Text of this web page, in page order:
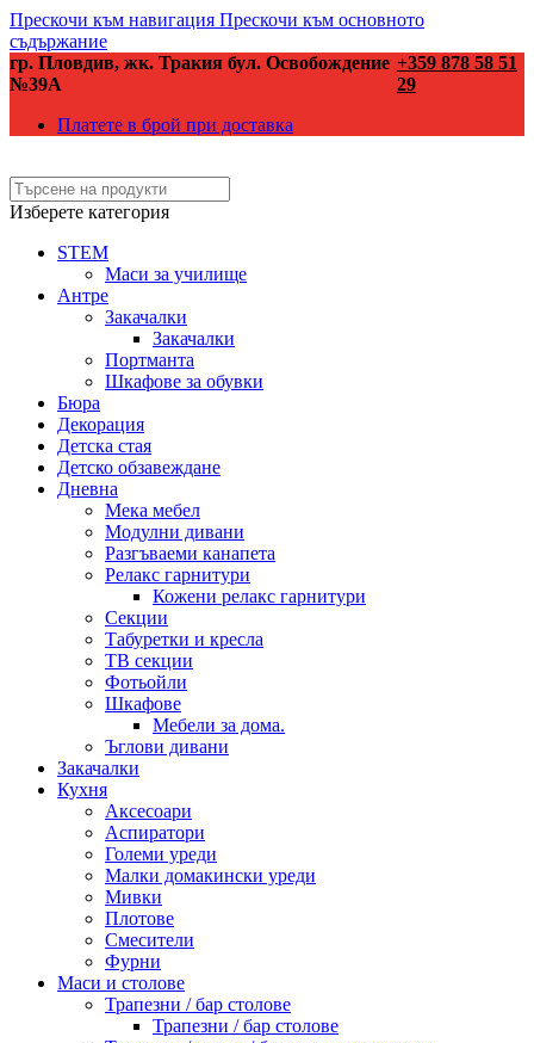
Прескочи към навигация Прескочи към основното
съдържание
гр. Пловдив, жк. Тракия бул. Освобождение
№39А
+359 878 58 51
29
Платете в брой при доставка
Изберете категория
STEM
Маси за училище
Антре
Закачалки
Закачалки
Портманта
Шкафове за обувки
Бюра
Декорация
Детска стая
Детско обзавеждане
Дневна
Мека мебел
Модулни дивани
Разгъваеми канапета
Релакс гарнитури
Кожени релакс гарнитури
Секции
Табуретки и кресла
ТВ секции
Фотьойли
Шкафове
Мебели за дома.
Ъглови дивани
Закачалки
Кухня
Аксесоари
Аспиратори
Големи уреди
Малки домакински уреди
Мивки
Плотове
Смесители
Фурни
Маси и столове
Трапезни / бар столове
Трапезни / бар столове